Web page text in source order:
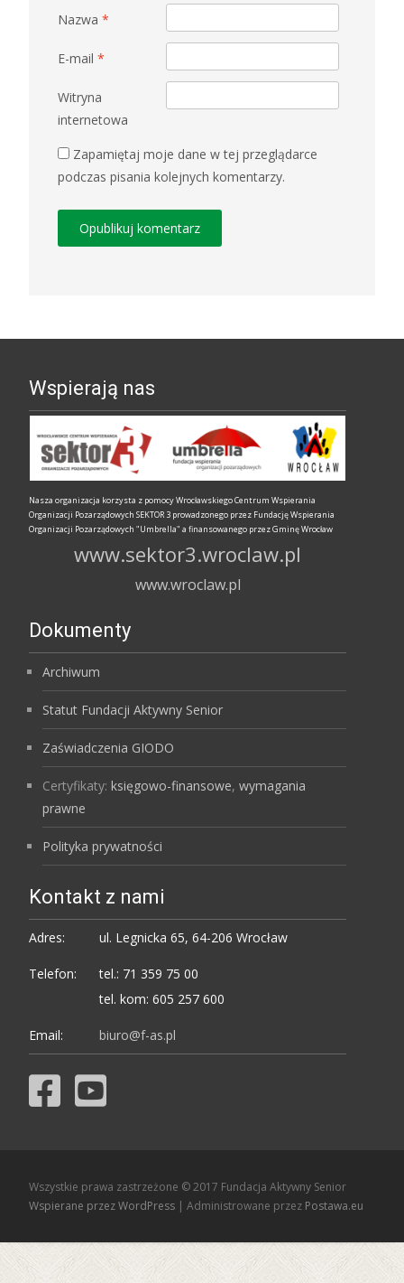
Nazwa *
E-mail *
Witryna
internetowa
Zapamiętaj moje dane w tej przeglądarce
podczas pisania kolejnych komentarzy.
Wspierają nas
Nasza organizacja korzysta z pomocy Wrocławskiego Centrum Wspierania
Organizacji Pozarządowych SEKTOR 3 prowadzonego przez Fundację Wspierania
Organizacji Pozarządowych "Umbrella" a finansowanego przez Gminę Wrocław
www.sektor3.wroclaw.pl
www.wroclaw.pl
Dokumenty
Archiwum
Statut Fundacji Aktywny Senior
Zaświadczenia GIODO
Certyfikaty: księgowo-finansowe, wymagania
prawne
Polityka prywatności
Kontakt z nami
Adres: ul. Legnicka 65, 64-206 Wrocław
Telefon:
tel.: 71 359 75 00
tel. kom: 605 257 600
Email: biuro@f-as.pl
Wszystkie prawa zastrzeżone © 2017 Fundacja Aktywny Senior
Wspierane przez WordPress | Administrowane przez Postawa.eu